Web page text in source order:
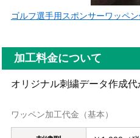
ゴルフ選手用スポンサーワッペ
加工料金について
オリジナル刺繍データ作成代
ワッペン加工代金（基本）